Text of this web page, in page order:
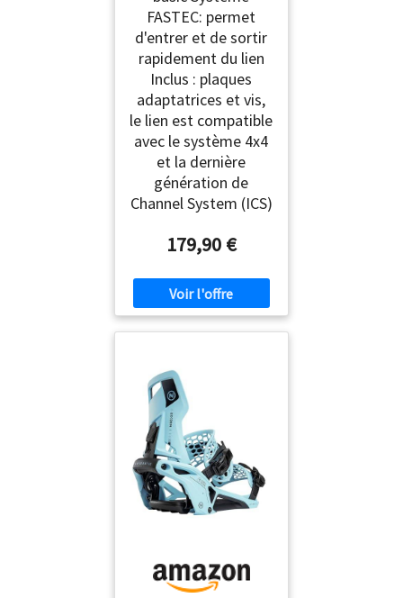
FASTEC: permet
d'entrer et de sortir
rapidement du lien
Inclus : plaques
adaptatrices et vis,
le lien est compatible
avec le système 4x4
et la dernière
génération de
Channel System (ICS)
179,90 €